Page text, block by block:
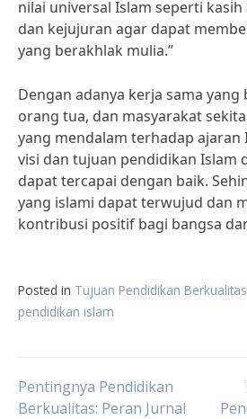
nilai universal Islam seperti kasih
dan kejujuran agar dapat
yang berakhlak mulia.”
Dengan adanya kerja sama
orang tua, dan masyarakat
yang mendalam terhadap ajaran
visi dan tujuan pendidikan Islam
dapat tercapai dengan baik.
yang islami dapat terwujud dan
kontribusi positif bagi bangsa
Posted in Tujuan Pendidikan Berkualitas
pendidikan islam
Post
Pentingnya Pendidikan
Berkualitas: Peran Jurnal